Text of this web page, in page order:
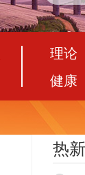
理论
健康
热